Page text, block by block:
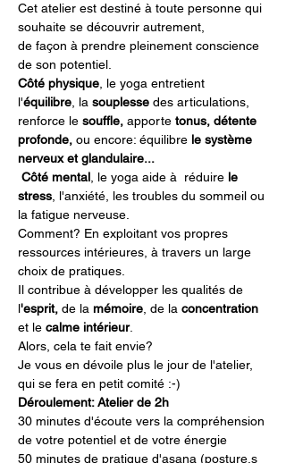
Cet atelier est destiné à toute personne qui
souhaite se découvrir autrement,
de façon à prendre pleinement conscience
de son potentiel.
Côté physique , le yoga entretient
l'équilibre , la souplesse des articulations,
renforce le souffle, apporte tonus, détente
profonde, ou encore: équilibre le système
nerveux et glandulaire...
Côté mental , le yoga aide à  réduire le
stress , l'anxiété, les troubles du sommeil ou
la fatigue nerveuse.
Comment? En exploitant vos propres
ressources intérieures, à travers un large
choix de pratiques.
Il contribue à développer les qualités de
l'esprit, de la mémoire , de la concentration
et le calme intérieur.
Alors, cela te fait envie?
Je vous en dévoile plus le jour de l'atelier,
qui se fera en petit comité :-)
Déroulement: Atelier de 2h
30 minutes d'écoute vers la compréhension
de votre potentiel et de votre énergie
50 minutes de pratique d'asana (posture,s